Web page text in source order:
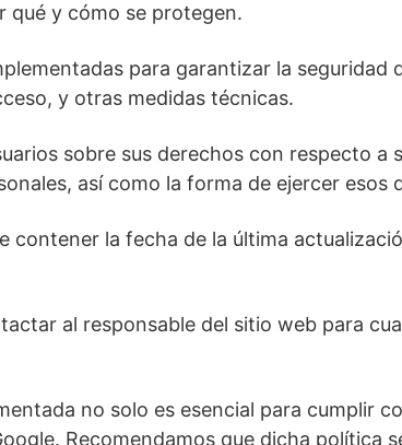
qué y cómo se protegen.
para garantizar la
y otras medidas técnicas.
sobre sus derechos con respecto
así como la forma de ejercer esos
contener la fecha de la última
al responsable del sitio web para
no solo es esencial para cumplir
Recomendamos que dicha política